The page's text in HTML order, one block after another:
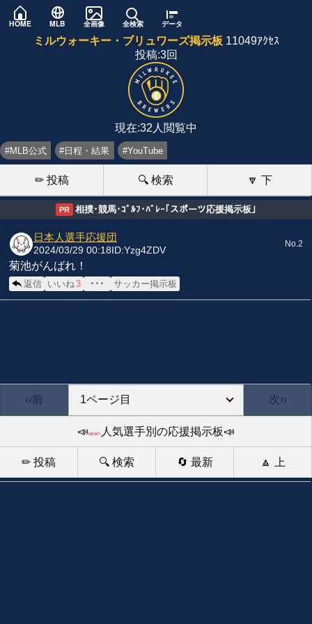
HOME MLB 全画像 全検索 データ
ミルウォーキー・ブリュワーズ掲示板 11049ｱｸｾｽ
投稿:3回
現在:32人閲覧中
#MLB公式 #日程・結果 #YouTube
✏ 投稿 🔍 検索 🔽 下
PR 相撲･競馬･ｺﾞﾙﾌ･ﾊﾞﾚｰ｢スポーツ応援掲示板｣
日本人選手応援団
2024/03/29 00:18 ID:Yzg4ZDV
No.2
菊池がんばれ！
返信 いいね 3 ･･･ サッカー掲示板
‹‹前 次››
📣NEW!!人気選手別の応援掲示板📣
✏ 投稿 🔍 検索 🔄 最新 🔼 上